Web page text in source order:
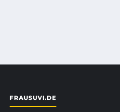
FRAUSUVI.DE